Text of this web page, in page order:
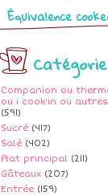
Équivalence
Companion ou
ou i cook'in ou
(591)
Sucré (417)
Salé (402)
Plat principal (211)
Gâteaux (207)
Entrée (159)